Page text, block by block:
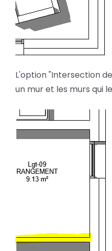
L'option "Intersection
un mur et les murs qui